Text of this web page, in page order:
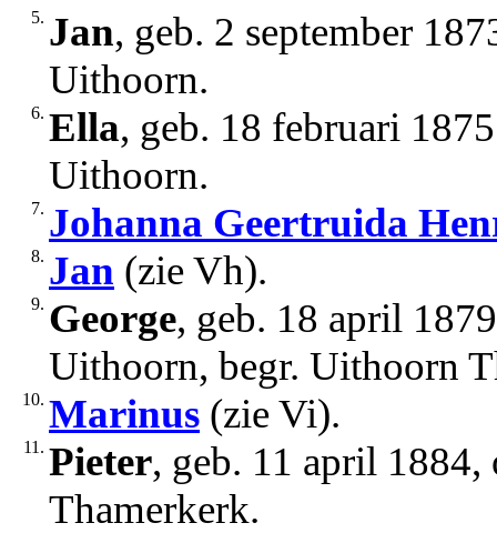
5. Jan, geb. 2 september
Uithoorn.
6. Ella, geb. 18 februari
Uithoorn.
7. Johanna Geertruida
8. Jan (zie Vh).
9. George, geb. 18 april
Uithoorn, begr. Uithoorn
10. Marinus (zie Vi).
11. Pieter, geb. 11 april
Thamerkerk.